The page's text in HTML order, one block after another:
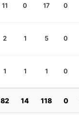
11 0 17 0
2 1 5 0
1 1 1 0
82 14 118 0